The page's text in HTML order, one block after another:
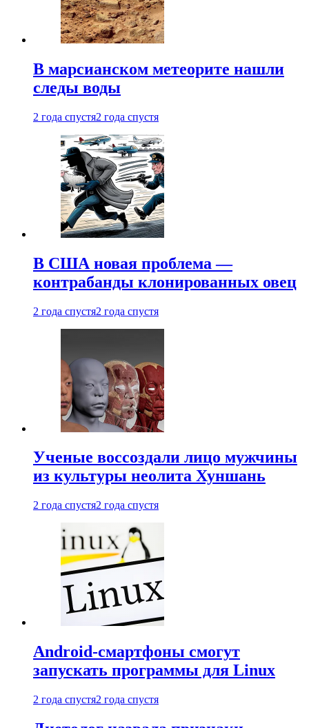
В марсианском метеорите нашли
следы воды
2 года спустя2 года спустя
В США новая проблема —
контрабанды клонированных овец
2 года спустя2 года спустя
Ученые воссоздали лицо мужчины
из культуры неолита Хуншань
2 года спустя2 года спустя
Android-смартфоны смогут
запускать программы для Linux
2 года спустя2 года спустя